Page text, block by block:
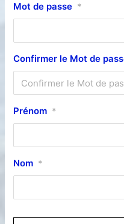
Mot de passe *
Confirmer le Mot de
Prénom *
Nom *